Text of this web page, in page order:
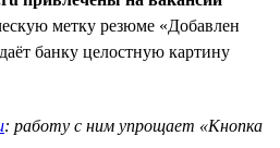
метку резюме «Добавлен
банку целостную картину
: работу с ним упрощает «Кнопка